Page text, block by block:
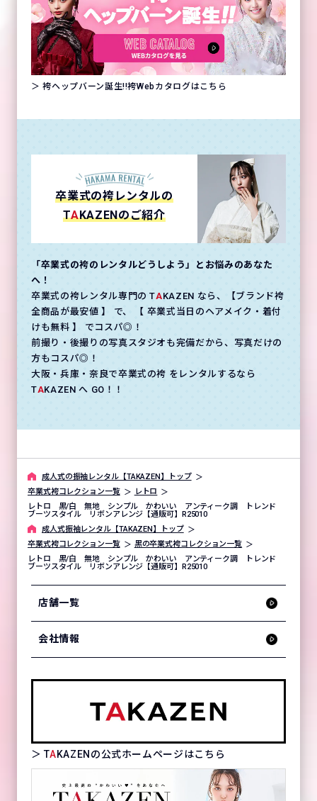
＞ 袴ヘップバーン誕生!!袴Webカタログはこちら
卒業式の袴レンタルの
TAKAZENのご紹介
「卒業式の袴のレンタルどうしよう」とお悩みのあなた
へ！
卒業式の袴レンタル専門の TAKAZEN なら、【ブランド袴
全商品が最安値 】 で、 【 卒業式当日のヘアメイク・着付
けも無料 】 でコスパ◎！
前撮り・後撮りの写真スタジオも完備だから、写真だけの
方もコスパ◎！
大阪・兵庫・奈良で卒業式の袴 をレンタルするなら
TAKAZEN へ GO！！
成⼈式の振袖レンタル【TAKAZEN】トップ
卒業式袴コレクション一覧
レトロ
レトロ 黒/白 無地 シンプル かわいい アンティーク調 トレンド
ブーツスタイル リボンアレンジ【通販可】R25010
成⼈式振袖レンタル【TAKAZEN】トップ
卒業式袴コレクション一覧
黒の卒業式袴コレクション一覧
レトロ 黒/白 無地 シンプル かわいい アンティーク調 トレンド
ブーツスタイル リボンアレンジ【通販可】R25010
店舗一覧
会社情報
＞ TAKAZENの公式ホームページはこちら